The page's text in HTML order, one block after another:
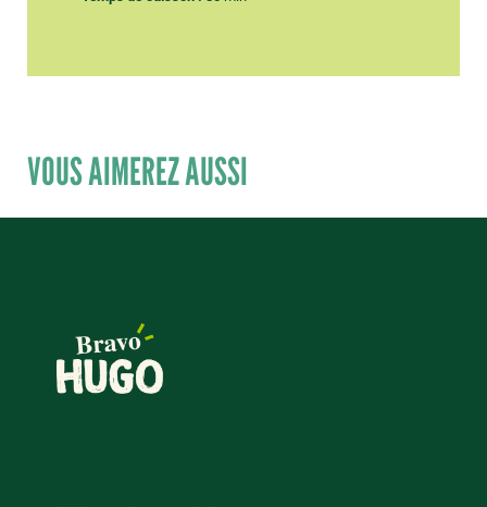
VOUS AIMEREZ AUSSI